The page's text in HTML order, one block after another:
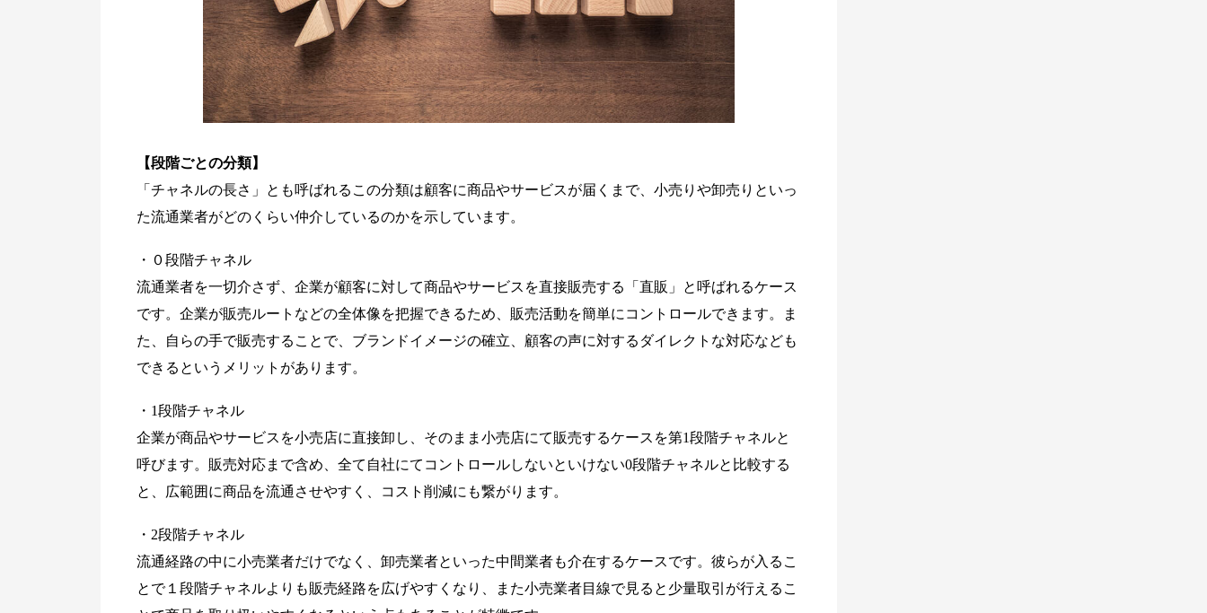
【段階ごとの分類】
「チャネルの長さ」とも呼ばれるこの分類は顧客に商品やサービスが届くまで、小売りや卸売りといっ
た流通業者がどのくらい仲介しているのかを示しています。
・０段階チャネル
流通業者を一切介さず、企業が顧客に対して商品やサービスを直接販売する「直販」と呼ばれるケース
です。企業が販売ルートなどの全体像を把握できるため、販売活動を簡単にコントロールできます。ま
た、自らの手で販売することで、ブランドイメージの確立、顧客の声に対するダイレクトな対応なども
できるというメリットがあります。
・1段階チャネル
企業が商品やサービスを小売店に直接卸し、そのまま小売店にて販売するケースを第1段階チャネルと
呼びます。販売対応まで含め、全て自社にてコントロールしないといけない0段階チャネルと比較する
と、広範囲に商品を流通させやすく、コスト削減にも繋がります。
・2段階チャネル
流通経路の中に小売業者だけでなく、卸売業者といった中間業者も介在するケースです。彼らが入るこ
とで１段階チャネルよりも販売経路を広げやすくなり、また小売業者目線で見ると少量取引が行えるこ